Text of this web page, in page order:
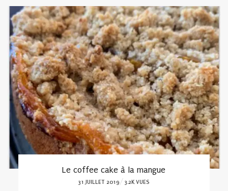
Le coffee cake à la mangue
POSTED
31 JUILLET 2019 3.2K VUES